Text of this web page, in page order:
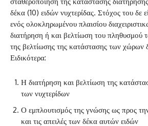
δέκα (10) ειδών νυχτερίδας. Στόχος του δε
ενός ολοκληρωμένου πλαισίου
διατήρηση ή και βελτίωση του πληθυσμού
της βελτίωσης της κατάστασης των χώρων
Ειδικότερα:
Η διατήρηση και βελτίωση της
των νυχτερίδων
Ο εμπλουτισμός της γνώσης ως προς την
και τις απειλές των δέκα αυτών ειδών